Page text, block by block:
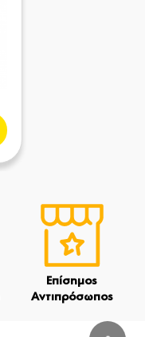
Επίσημος
Αντιπρόσωπος